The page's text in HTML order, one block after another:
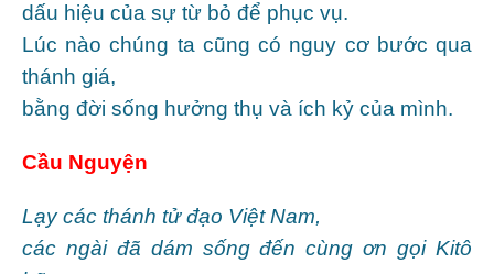
dấu hiệu của sự từ bỏ để phục vụ.
Lúc nào chúng ta cũng có nguy cơ bước qua
thánh giá,
bằng đời sống hưởng thụ và ích kỷ của mình.
Cầu Nguyện
Lạy các thánh tử đạo Việt Nam,
các ngài đã dám sống đến cùng ơn gọi Kitô